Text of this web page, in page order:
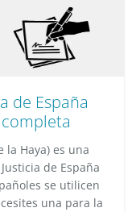
de España
la Haya) es una
de España
se utilicen
una para la